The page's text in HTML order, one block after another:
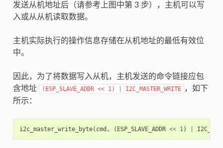
发送从机地址后（请参考上图中第 3 步），主机可以写
入或从从机读取数据。
主机实际执行的操作信息存储在从机地址的最低有效位
中。
因此，为了将数据写入从机，主机发送的命令链接应包
含地址
(ESP_SLAVE_ADDR << 1) I2C_MASTER_WRITE ，如下
所示：
i2c_master_write_byte( cmd , ( ESP_SLAVE_ADDR << 1 )